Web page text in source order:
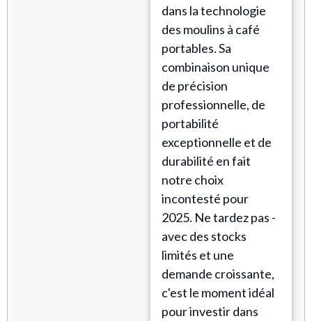
dans la technologie
des moulins à café
portables. Sa
combinaison unique
de précision
professionnelle, de
portabilité
exceptionnelle et de
durabilité en fait
notre choix
incontesté pour
2025. Ne tardez pas -
avec des stocks
limités et une
demande croissante,
c'est le moment idéal
pour investir dans